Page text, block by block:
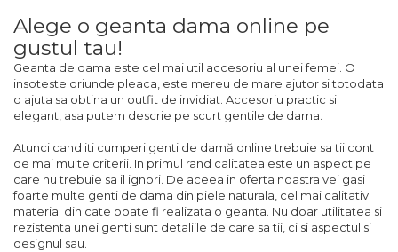
Alege o geanta dama online pe
gustul tau!
Geanta de dama este cel mai util accesoriu al unei femei. O
insoteste oriunde pleaca, este mereu de mare ajutor si totodata
o ajuta sa obtina un outfit de invidiat. Accesoriu practic si
elegant, asa putem descrie pe scurt gentile de dama.
Atunci cand iti cumperi genti de damă online trebuie sa tii cont
de mai multe criterii. In primul rand calitatea este un aspect pe
care nu trebuie sa il ignori. De aceea in oferta noastra vei gasi
foarte multe genti de dama din piele naturala, cel mai calitativ
material din cate poate fi realizata o geanta. Nu doar utilitatea si
rezistenta unei genti sunt detaliile de care sa tii, ci si aspectul si
designul sau.